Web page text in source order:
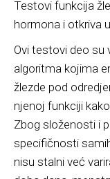
Testovi funkcija
hormona i otkriva
Ovi testovi deo
algoritma kojima
žlezde pod
njenoj funkciji
Zbog složenosti i
specifičnosti
nisu stalni već